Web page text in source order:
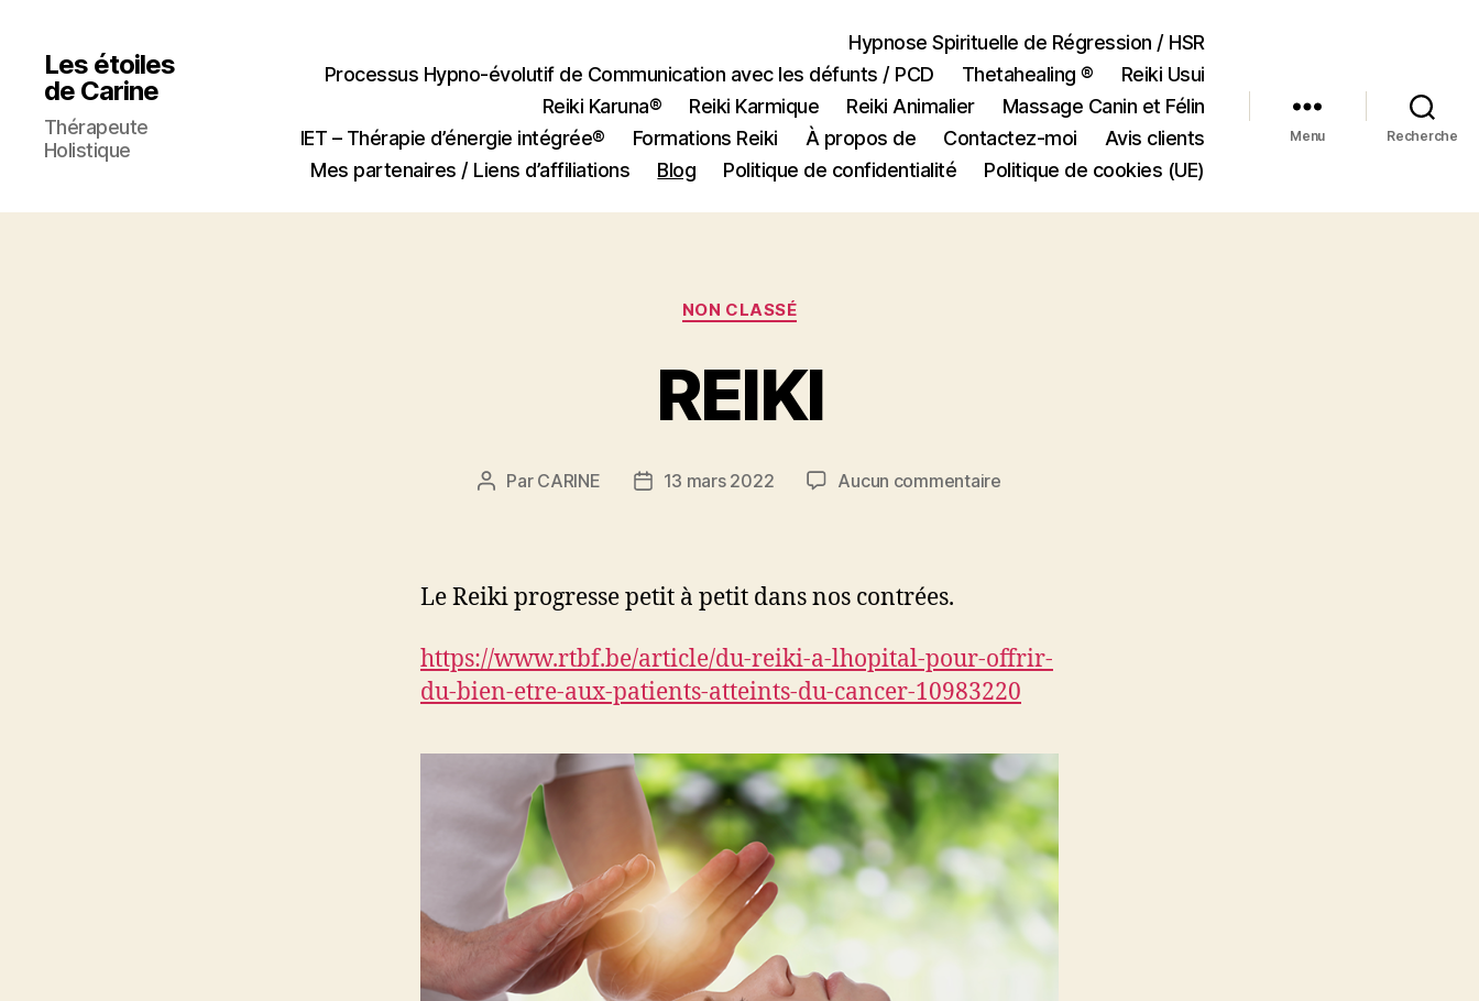
Les étoiles
de Carine
Thérapeute
Holistique
Hypnose Spirituelle de Régression / HSR
Processus Hypno-évolutif de Communication avec les défunts / PCD
Thetahealing ®
Reiki Usui
Reiki Karuna®
Reiki Karmique Reiki Animalier
Massage Canin et Félin
IET – Thérapie d’énergie intégrée®
Formations Reiki À propos de Contactez-moi
Avis clients
Mes partenaires / Liens d’affiliations
Blog Politique de confidentialité Politique de cookies (UE)
Menu Recherche
Catégories
NON CLASSÉ
REIKI
Auteur
Par CARINE
Date13 mars 2022 Aucun commentairesur
Le Reiki progresse petit à petit dans nos contrées.
https://www.rtbf.be/article/du-reiki-a-lhopital-pour-offrir-
du-bien-etre-aux-patients-atteints-du-cancer-10983220